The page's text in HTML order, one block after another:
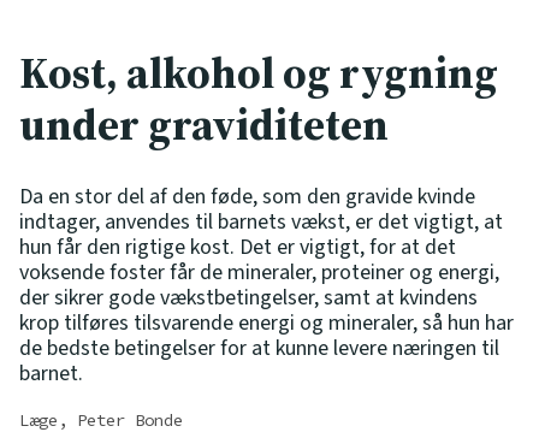
Kost, alkohol og rygning
under graviditeten
Da en stor del af den føde, som den gravide kvinde
indtager, anvendes til barnets vækst, er det vigtigt, at
hun får den rigtige kost. Det er vigtigt, for at det
voksende foster får de mineraler, proteiner og energi,
der sikrer gode vækstbetingelser, samt at kvindens
krop tilføres tilsvarende energi og mineraler, så hun har
de bedste betingelser for at kunne levere næringen til
barnet.
Læge, Peter Bonde